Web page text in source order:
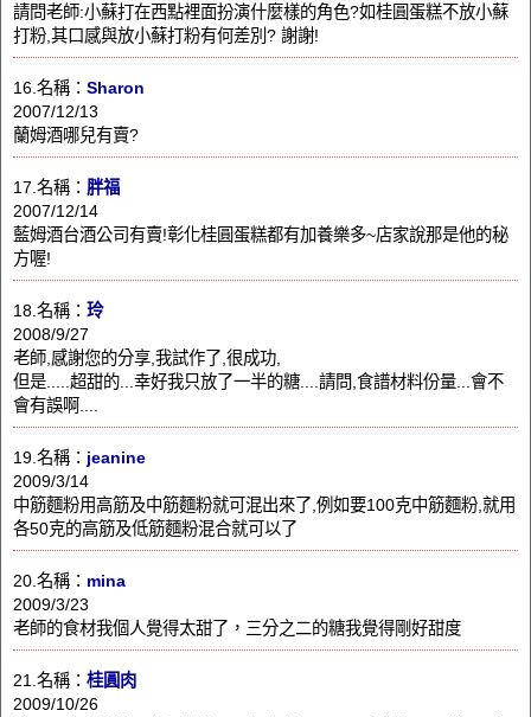
請問老師:小蘇打在西點裡面扮演什麼樣的角色?如桂圓蛋糕不放小蘇
打粉,其口感與放小蘇打粉有何差別? 謝謝!
16.名稱： Sharon
2007/12/13
蘭姆酒哪兒有賣?
17.名稱： 胖福
2007/12/14
藍姆酒台酒公司有賣!彰化桂圓蛋糕都有加養樂多~店家說那是他的秘
方喔!
18.名稱： 玲
2008/9/27
老師,感謝您的分享,我試作了,很成功,
但是.....超甜的...幸好我只放了一半的糖....請問,食譜材料份量...會不
會有誤啊....
19.名稱： jeanine
2009/3/14
中筋麵粉用高筋及中筋麵粉就可混出來了,例如要100克中筋麵粉,就用
各50克的高筋及低筋麵粉混合就可以了
20.名稱： mina
2009/3/23
老師的食材我個人覺得太甜了，三分之二的糖我覺得剛好甜度
21.名稱： 桂圓肉
2009/10/26